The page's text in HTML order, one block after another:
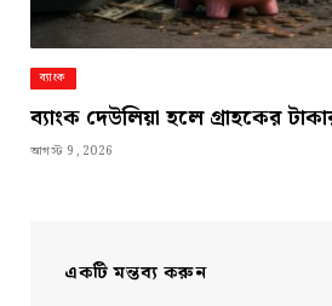
ব্যাংক
ব্যাংক দেউলিয়া হলে গ্রাহকের
আগস্ট 9, 2026
একটি মন্তব্য করুন